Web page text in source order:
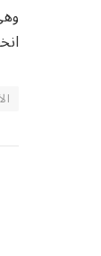
انخفاض